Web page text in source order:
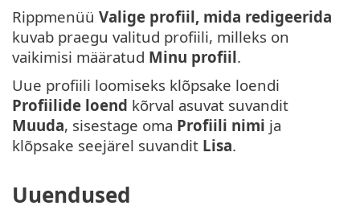
Rippmenüü Valige profiil, mida redigeerida
kuvab praegu valitud profiili, milleks on
vaikimisi määratud Minu profiil.
Uue profiili loomiseks klõpsake loendi
Profiilide loend kõrval asuvat suvandit
Muuda, sisestage oma Profiili nimi ja
klõpsake seejärel suvandit Lisa.
Uuendused